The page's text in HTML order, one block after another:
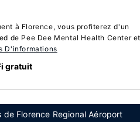
à Florence, vous profiterez d'un
de Pee Dee Mental Health Center
D'informations
gratuit
de Florence Regional Aéroport